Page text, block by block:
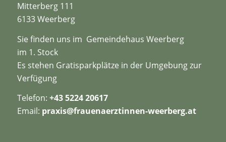
Mitterberg 111
6133 Weerberg
Sie finden uns im Gemeindehaus Weerberg
im 1. Stock
Es stehen Gratisparkplätze in der Umgebung zur
Verfügung
Telefon: +43 5224 20617
Email: praxis@frauenaerztinnen-weerberg.at